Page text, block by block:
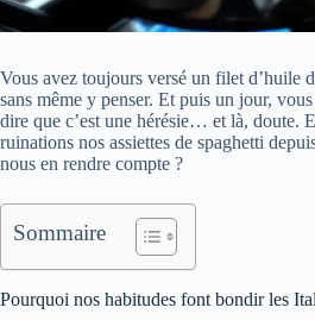
Vous avez toujours versé un filet d’huile
sans même y penser. Et puis un jour,
dire que c’est une hérésie… et là, doute.
ruinations nos assiettes de spaghetti
nous en rendre compte ?
Sommaire
Pourquoi nos habitudes font bondir les